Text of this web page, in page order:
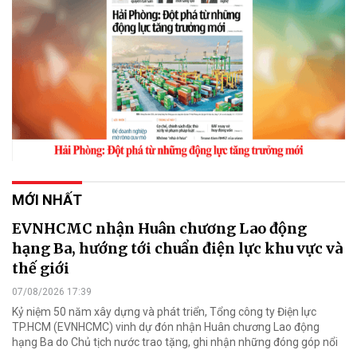
MỚI NHẤT
EVNHCMC nhận Huân chương Lao động
hạng Ba, hướng tới chuẩn điện lực khu vực và
thế giới
07/08/2026 17:39
Kỷ niệm 50 năm xây dựng và phát triển, Tổng công ty Điện lực
TP.HCM (EVNHCMC) vinh dự đón nhận Huân chương Lao động
hạng Ba do Chủ tịch nước trao tặng, ghi nhận những đóng góp nổi